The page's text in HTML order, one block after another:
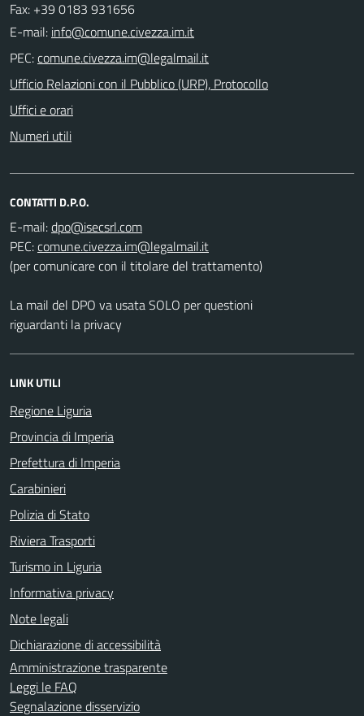
Fax: +39 0183 931656
E-mail:
PEC:
Ufficio Relazioni con il Pubblico (URP), Protocollo
Uffici e orari
Numeri utili
CONTATTI D.P.O.
E-mail:
PEC:
(per comunicare con il titolare del trattamento)
La mail del DPO va usata SOLO per questioni
riguardanti la privacy
LINK UTILI
Regione Liguria
Provincia di Imperia
Prefettura di Imperia
Carabinieri
Polizia di Stato
Riviera Trasporti
Turismo in Liguria
Informativa privacy
Note legali
Dichiarazione di accessibilità
Amministrazione trasparente
Leggi le FAQ
Segnalazione disservizio